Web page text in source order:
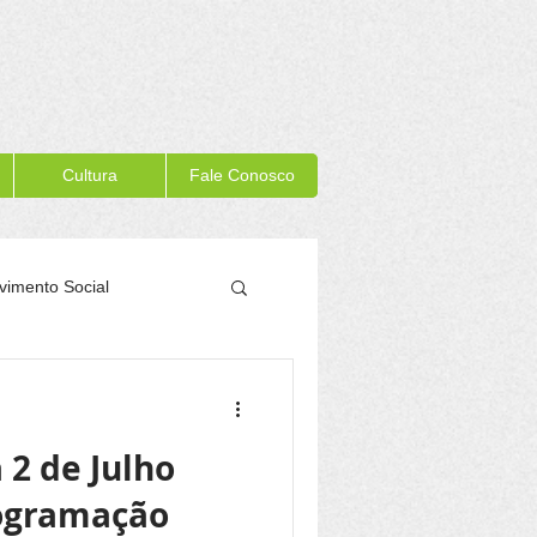
Cultura Fale Conosco
Social
de Julho